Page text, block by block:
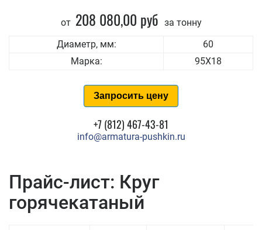
от 208 080,00 руб за тонну
Диаметр, мм:
60
Марка:
95Х18
Запросить цену
+7 (812) 467-43-81
info@armatura-pushkin.ru
Прайс-лист: Круг
горячекатаный